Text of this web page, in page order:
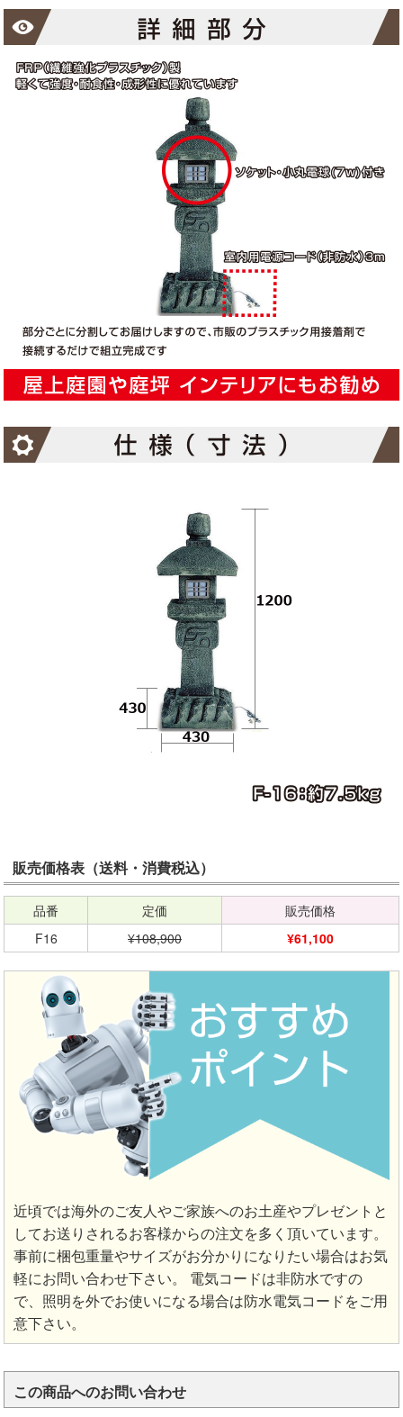
販売価格表（送料・消費税込）
品番 定価
販売価格
F16
¥108,900 ¥61,100
近頃では海外のご友人やご家族へのお土産やプレゼントと
してお送りされるお客様からの注文を多く頂いています。
事前に梱包重量やサイズがお分かりになりたい場合はお気
軽にお問い合わせ下さい。 電気コードは非防水ですの
で、照明を外でお使いになる場合は防水電気コードをご用
意下さい。
この商品へのお問い合わせ